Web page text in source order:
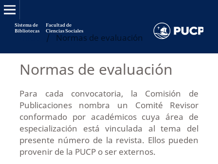
Sistema de
Bibliotecas
Facultad de
Ciencias Sociales
/ Normas de evaluación
Normas de evaluación
Para cada convocatoria, la Comisión de
Publicaciones nombra un Comité Revisor
conformado por académicos cuya área de
especialización está vinculada al tema del
presente número de la revista. Ellos pueden
provenir de la PUCP o ser externos.